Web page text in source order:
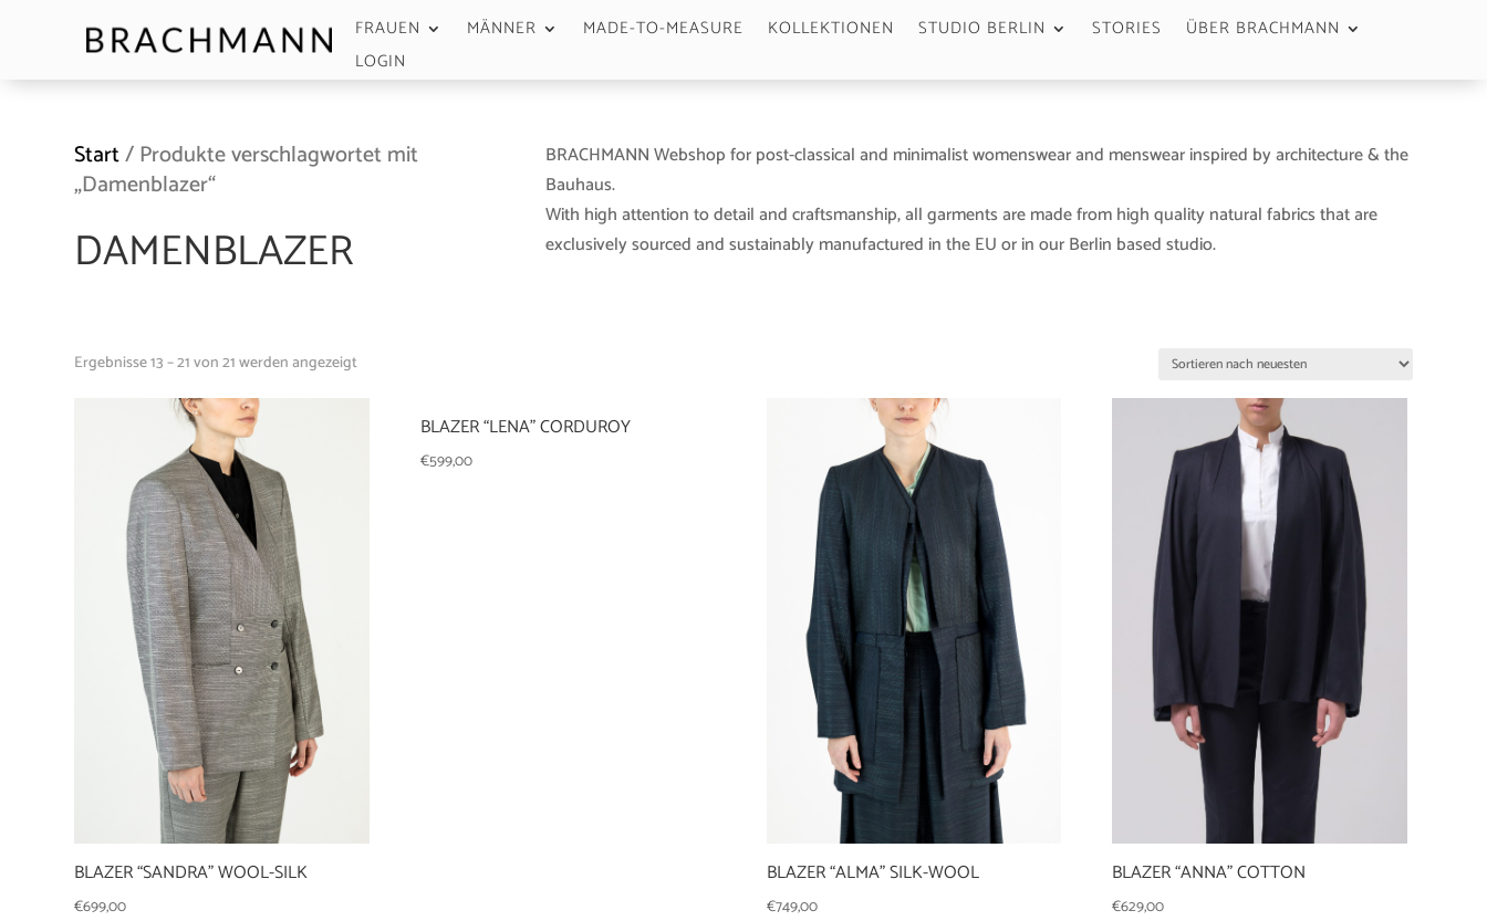
FRAUEN MÄNNER MADE-TO-MEASURE KOLLEKTIONEN STUDIO BERLIN STORIES
ÜBER BRACHMANN
LOGIN
Start/ Produkte verschlagwortet mit
„Damenblazer“
DAMENBLAZER
BRACHMANN Webshop for post-classical and minimalist womenswear and menswear inspired by architecture & the
Bauhaus.
With high attention to detail and craftsmanship, all garments are made from high quality natural fabrics that are
exclusively sourced and sustainably manufactured in the EU or in our Berlin based studio.
Ergebnisse 13 – 21 von 21 werden angezeigt
BLAZER “SANDRA” WOOL-SILK
€699,00
BLAZER “LENA” CORDUROY
€599,00
BLAZER “ALMA” SILK-WOOL
€749,00
BLAZER “ANNA” COTTON
€629,00